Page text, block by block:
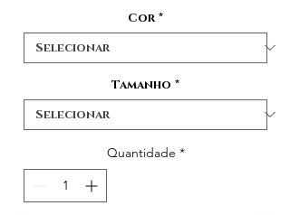
Cor *
Tamanho *
Quantidade *